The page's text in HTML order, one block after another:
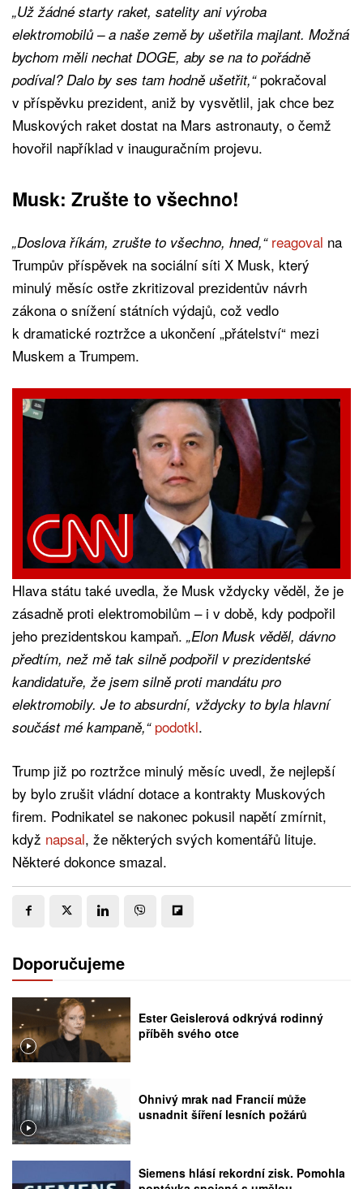
„Už žádné starty raket, satelity ani výroba
elektromobilů – a naše země by ušetřila majlant. Možná
bychom měli nechat DOGE, aby se na to pořádně
podíval? Dalo by ses tam hodně ušetřit,“pokračoval
v příspěvku prezident, aniž by vysvětlil, jak chce bez
Muskových raket dostat na Mars astronauty, o čemž
hovořil například v inauguračním projevu.
Musk: Zrušte to všechno!
„Doslova říkám, zrušte to všechno, hned,“ reagoval na
Trumpův příspěvek na sociální síti X Musk, který
minulý měsíc ostře zkritizoval prezidentův návrh
zákona o snížení státních výdajů, což vedlo
k dramatické roztržce a ukončení „přátelství“ mezi
Muskem a Trumpem.
Hlava státu také uvedla, že Musk vždycky věděl, že je
zásadně proti elektromobilům – i v době, kdy podpořil
jeho prezidentskou kampaň. „Elon Musk věděl, dávno
předtím, než mě tak silně podpořil v prezidentské
kandidatuře, že jsem silně proti mandátu pro
elektromobily. Je to absurdní, vždycky to byla hlavní
součást mé kampaně,“ podotkl.
Trump již po roztržce minulý měsíc uvedl, že nejlepší
by bylo zrušit vládní dotace a kontrakty Muskových
firem. Podnikatel se nakonec pokusil napětí zmírnit,
když napsal, že některých svých komentářů lituje.
Některé dokonce smazal.
Doporučujeme
Ester Geislerová odkrývá rodinný
příběh svého otce
Ohnivý mrak nad Francií může
usnadnit šíření lesních požárů
Siemens hlásí rekordní zisk. Pomohla